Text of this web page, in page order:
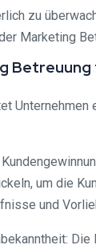
zu
Marketing
um die
und